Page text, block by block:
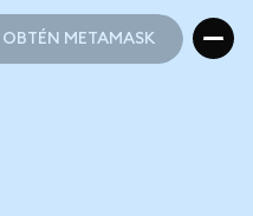
OBTÉN METAMASK